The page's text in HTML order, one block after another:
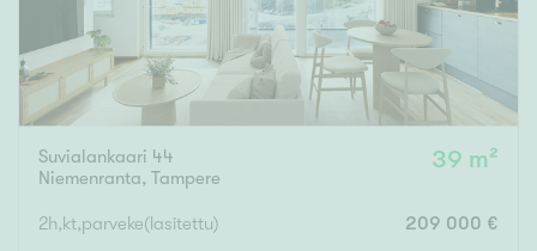
Suvialankaari 44
Niemenranta, Tampere
39 m²
2h,kt,parveke(lasitettu) 209 000 €